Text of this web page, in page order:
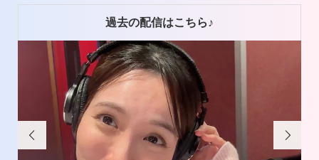
過去の配信はこちら♪
 